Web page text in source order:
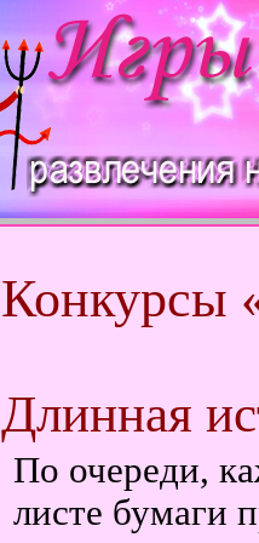
Конкурсы
Длинная
По очереди,
листе бумаги